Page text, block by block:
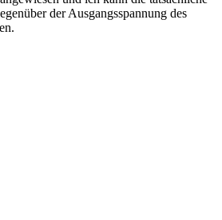
der Ausgangsspannung des